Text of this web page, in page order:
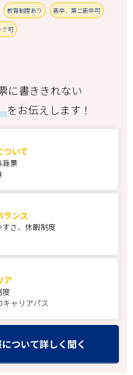
教育制度あり 新卒、第二新卒可
ク可
に書ききれない
をお伝えします！
ついて
背景
ランス
さ、休暇制度
ア
度
キャリアパス
ついて詳しく聞く